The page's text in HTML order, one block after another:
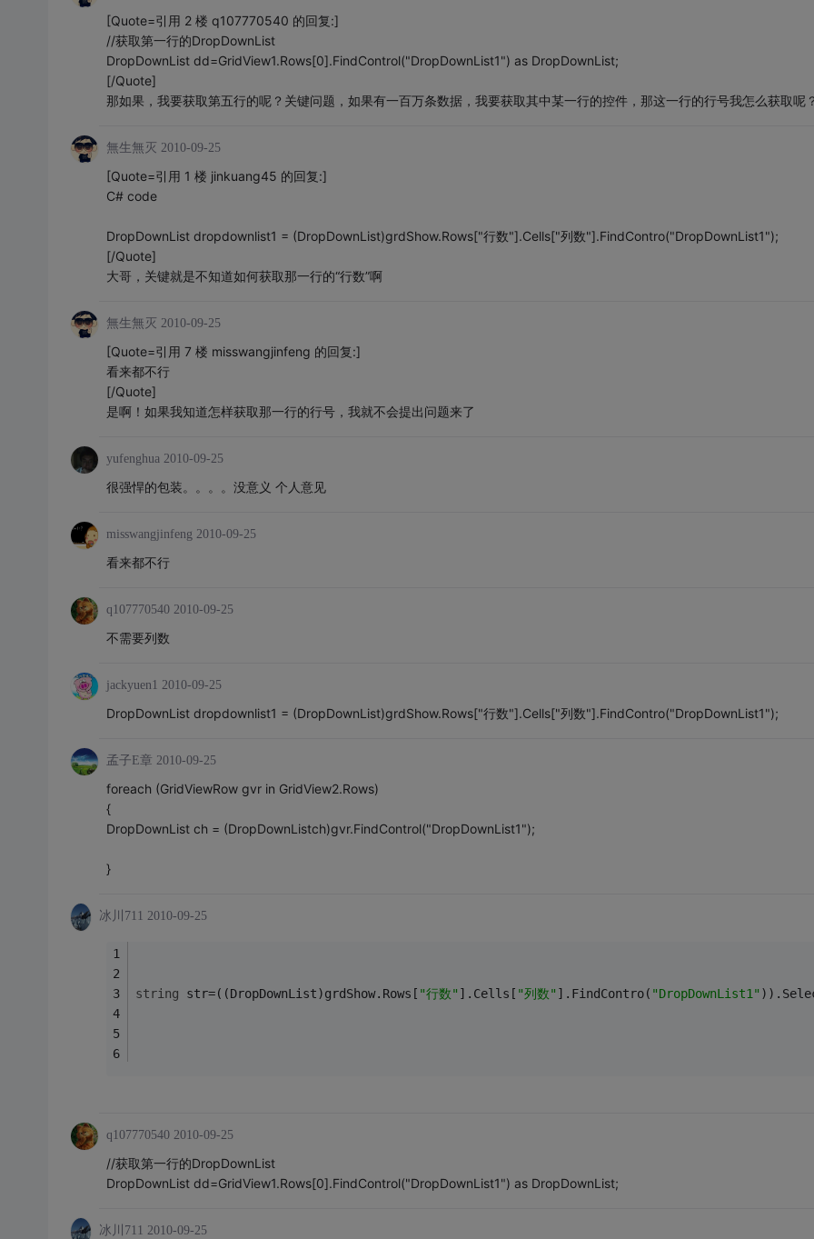
[Quote=引用 2 楼 q107770540 的回复:]
//获取第一行的DropDownList
DropDownList dd=GridView1.Rows[0].FindControl("DropDownList1") as DropDownList;
[/Quote]
那如果，我要获取第五行的呢？关键问题，如果有一百万条数据，我要获取其中某一行的控件，那这一行的行号我怎么获取呢
無生無灭 2010-09-25
[Quote=引用 1 楼 jinkuang45 的回复:]
C# code
DropDownList dropdownlist1 = (DropDownList)grdShow.Rows["行数"].Cells["列数"].FindContro("DropDownList1");
[/Quote]
大哥，关键就是不知道如何获取那一行的“行数”啊
無生無灭 2010-09-25
[Quote=引用 7 楼 misswangjinfeng 的回复:]
看来都不行
[/Quote]
是啊！如果我知道怎样获取那一行的行号，我就不会提出问题来了
yufenghua 2010-09-25
很强悍的包装。。。。没意义 个人意见
misswangjinfeng 2010-09-25
看来都不行
q107770540 2010-09-25
不需要列数
jackyuen1 2010-09-25
DropDownList dropdownlist1 = (DropDownList)grdShow.Rows["行数"].Cells["列数"].FindContro("DropDownList1");
孟子E章 2010-09-25
foreach (GridViewRow gvr in GridView2.Rows)
{
DropDownList ch = (DropDownListch)gvr.FindControl("DropDownList1");
}
冰川711 2010-09-25
string str=((DropDownList)grdShow.Rows[ "行数" ].Cells[ "列数" ].FindContro( "DropDownList1"
q107770540 2010-09-25
//获取第一行的DropDownList
DropDownList dd=GridView1.Rows[0].FindControl("DropDownList1") as DropDownList;
冰川711 2010-09-25